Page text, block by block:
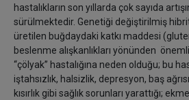
hastalıkların son yıllarda çok sayıda
sürülmektedir. Genetiği değiştirilmiş
üretilen buğdaydaki katkı maddesi
beslenme alışkanlıkları yönünden
“çölyak” hastalığına neden olduğu; bu
iştahsızlık, halsizlik, depresyon, baş
kısırlık gibi sağlık sorunları yarattığı;